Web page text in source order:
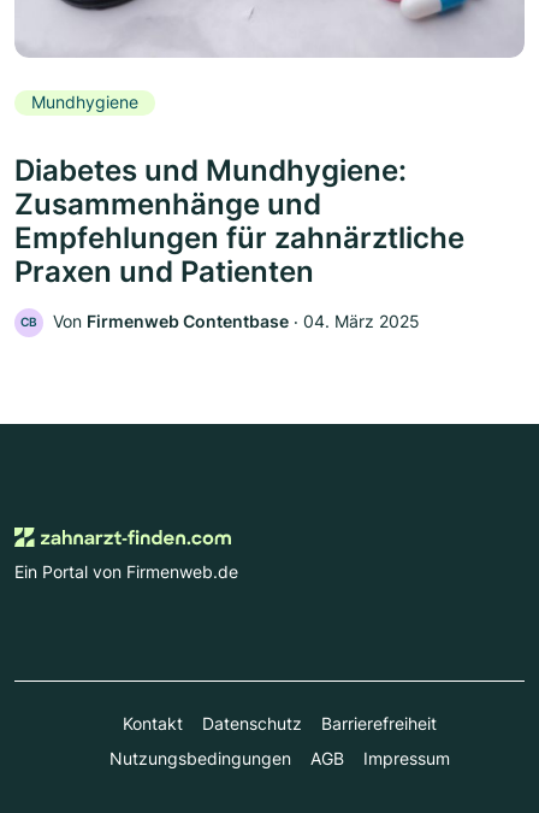
Mundhygiene
Diabetes und Mundhygiene:
Zusammenhänge und
Empfehlungen für zahnärztliche
Praxen und Patienten
CB Von Firmenweb Contentbase ‧ 04. März 2025
Ein Portal von Firmenweb.de
Kontakt Datenschutz
Barrierefreiheit
Nutzungsbedingungen
AGB Impressum